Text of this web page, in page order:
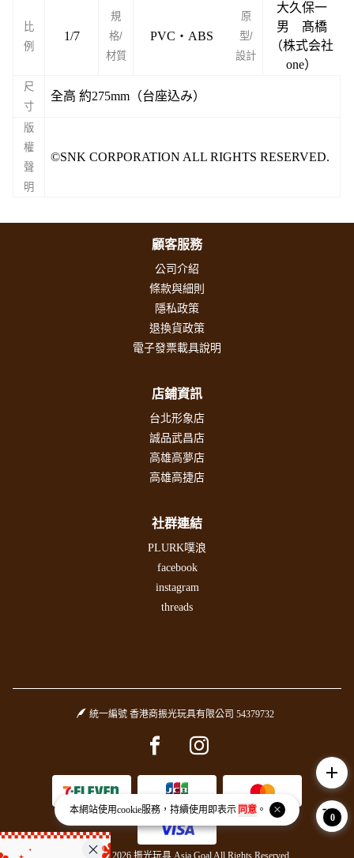
本網站使用cookie服務，持續使用即表示 同意。
比
例
1/7
規
格/
材質
PVC・ABS
原
型/
設計
大久保一
男 髙橋
（株式会社
one）
尺
寸
全高 約275mm（台座込み）
版
權
聲
明
©SNK CORPORATION ALL RIGHTS RESERVED.
顧客服務
公司介紹
條款與細則
隱私政策
退換貨政策
電子發票載具說明
店鋪資訊
台北形象店
誠品武昌店
高雄高夢店
高雄高捷店
社群連結
PLURK噗浪
facebook
instagram
threads
統一編號 香港商振光玩具有限公司 54379732
Facebook pageInstagram page
add
0